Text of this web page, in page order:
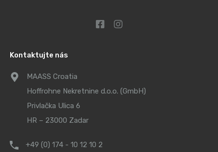
Kontaktujte nás
MAASS Croatia
Hoffrohne Nekretnine d.o.o. (GmbH)
Privlačka Ulica 6
HR – 23000 Zadar
+49 (0) 174 - 10 12 10 2